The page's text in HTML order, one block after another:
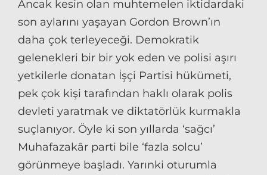
Ancak kesin olan muhtemelen iktidardaki
son aylarını yaşayan Gordon Brown’ın
daha çok terleyeceği. Demokratik
gelenekleri bir bir yok eden ve polisi aşırı
yetkilerle donatan İşçi Partisi hükümeti,
pek çok kişi tarafından haklı olarak polis
devleti yaratmak ve diktatörlük kurmakla
suçlanıyor. Öyle ki son yıllarda ‘sağcı’
Muhafazakâr parti bile ‘fazla solcu’
görünmeye başladı. Yarınki oturumla